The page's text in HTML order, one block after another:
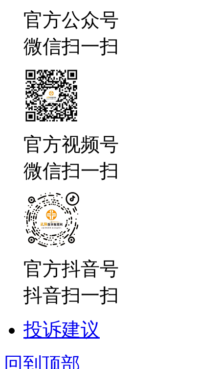
官方公众号
微信扫一扫
官方视频号
微信扫一扫
官方抖音号
抖音扫一扫
投诉建议
回到顶部